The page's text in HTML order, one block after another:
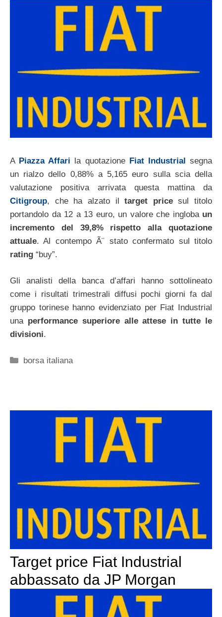
A Piazza Affari la quotazione Fiat Industrial
segna
un rialzo dello 0,88% a 5,165 euro sulla scia della
valutazione positiva arrivata questa mattina da
Citigroup, che ha alzato iltarget pricesul titolo
portandolo da 12 a 13 euro, un valore che ingloba un
incremento del 39,8% rispetto alla quotazione
attuale. Al contempo Ã¨ stato confermato sul titolo
rating “buy”.
Gli analisti della banca d’affari hanno sottolineato
come i risultati trimestrali diffusi pochi giorni fa dal
gruppo torinese hanno evidenziato per Fiat Industrial
una performance superiore alle attese in tutte le
divisioni.
Categorie
borsa italiana
Target price Fiat Industrial
abbassato da JP Morgan